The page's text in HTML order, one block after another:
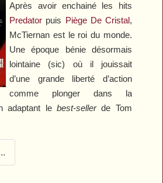
Après avoir enchainé les hits
Predator puis Piège De Cristal,
McTiernan est le roi du monde.
Une époque bénie désormais
lointaine (sic) où il jouissait
d’une grande liberté d’action
comme plonger dans la
adaptant le best-sellerde Tom